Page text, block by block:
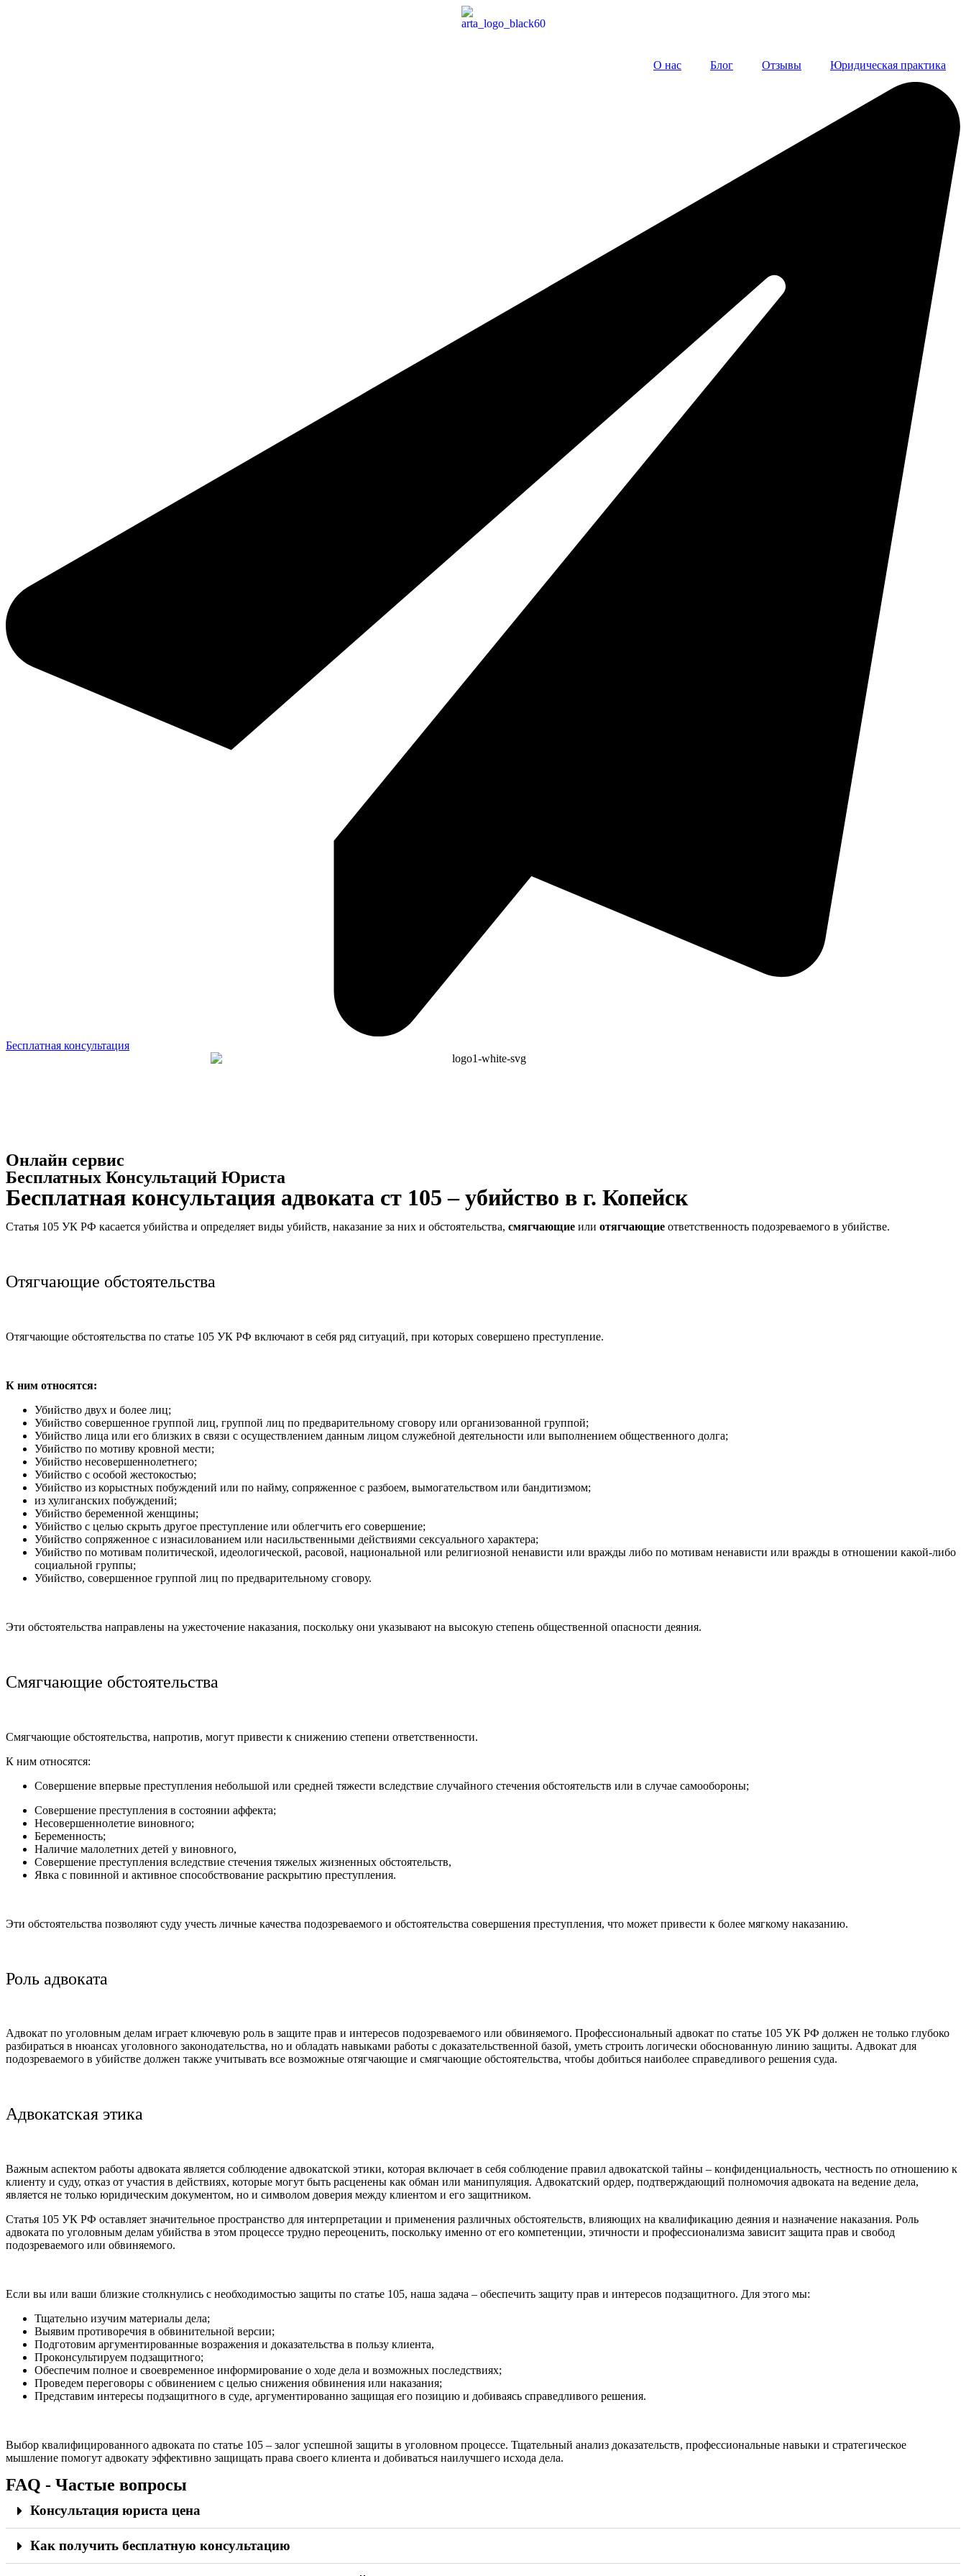
О нас Блог Отзывы Юридическая практика
Бесплатная консультация
Онлайн сервис
Бесплатных Консультаций Юриста
Бесплатная консультация адвоката ст 105 – убийство в г. Копейск
Статья 105 УК РФ касается убийства и определяет виды убийств, наказание за них и обстоятельства, смягчающие или отягчающие ответственность подозреваемого в убийстве.
Отягчающие обстоятельства
Отягчающие обстоятельства по статье 105 УК РФ включают в себя ряд ситуаций, при которых совершено преступление.
К ним относятся:
Убийство двух и более лиц;
Убийство совершенное группой лиц, группой лиц по предварительному сговору или организованной группой;
Убийство лица или его близких в связи с осуществлением данным лицом служебной деятельности или выполнением общественного долга;
Убийство по мотиву кровной мести;
Убийство несовершеннолетнего;
Убийство с особой жестокостью;
Убийство из корыстных побуждений или по найму, сопряженное с разбоем, вымогательством или бандитизмом;
из хулиганских побуждений;
Убийство беременной женщины;
Убийство с целью скрыть другое преступление или облегчить его совершение;
Убийство сопряженное с изнасилованием или насильственными действиями сексуального характера;
Убийство по мотивам политической, идеологической, расовой, национальной или религиозной ненависти или вражды либо по мотивам ненависти или вражды в отношении какой-либо
социальной группы;
Убийство, совершенное группой лиц по предварительному сговору.
Эти обстоятельства направлены на ужесточение наказания, поскольку они указывают на высокую степень общественной опасности деяния.
Смягчающие обстоятельства
Смягчающие обстоятельства, напротив, могут привести к снижению степени ответственности.
К ним относятся:
Совершение впервые преступления небольшой или средней тяжести вследствие случайного стечения обстоятельств или в случае самообороны;
Совершение преступления в состоянии аффекта;
Несовершеннолетие виновного;
Беременность;
Наличие малолетних детей у виновного,
Совершение преступления вследствие стечения тяжелых жизненных обстоятельств,
Явка с повинной и активное способствование раскрытию преступления.
Эти обстоятельства позволяют суду учесть личные качества подозреваемого и обстоятельства совершения преступления, что может привести к более мягкому наказанию.
Роль адвоката
Адвокат по уголовным делам играет ключевую роль в защите прав и интересов подозреваемого или обвиняемого. Профессиональный адвокат по статье 105 УК РФ должен не только глубоко
разбираться в нюансах уголовного законодательства, но и обладать навыками работы с доказательственной базой, уметь строить логически обоснованную линию защиты. Адвокат для
подозреваемого в убийстве должен также учитывать все возможные отягчающие и смягчающие обстоятельства, чтобы добиться наиболее справедливого решения суда.
Адвокатская этика
Важным аспектом работы адвоката является соблюдение адвокатской этики, которая включает в себя соблюдение правил адвокатской тайны – конфиденциальность, честность по отношению к
клиенту и суду, отказ от участия в действиях, которые могут быть расценены как обман или манипуляция. Адвокатский ордер, подтверждающий полномочия адвоката на ведение дела,
является не только юридическим документом, но и символом доверия между клиентом и его защитником.
Статья 105 УК РФ оставляет значительное пространство для интерпретации и применения различных обстоятельств, влияющих на квалификацию деяния и назначение наказания. Роль
адвоката по уголовным делам убийства в этом процессе трудно переоценить, поскольку именно от его компетенции, этичности и профессионализма зависит защита прав и свобод
подозреваемого или обвиняемого.
Если вы или ваши близкие столкнулись с необходимостью защиты по статье 105, наша задача – обеспечить защиту прав и интересов подзащитного. Для этого мы:
Тщательно изучим материалы дела;
Выявим противоречия в обвинительной версии;
Подготовим аргументированные возражения и доказательства в пользу клиента,
Проконсультируем подзащитного;
Обеспечим полное и своевременное информирование о ходе дела и возможных последствиях;
Проведем переговоры с обвинением с целью снижения обвинения или наказания;
Представим интересы подзащитного в суде, аргументированно защищая его позицию и добиваясь справедливого решения.
Выбор квалифицированного адвоката по статье 105 – залог успешной защиты в уголовном процессе. Тщательный анализ доказательств, профессиональные навыки и стратегическое
мышление помогут адвокату эффективно защищать права своего клиента и добиваться наилучшего исхода дела.
FAQ - Частые вопросы
Консультация юриста цена
Как получить бесплатную консультацию